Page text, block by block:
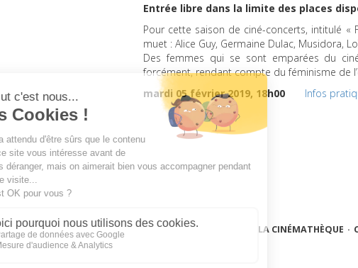
Entrée libre dans la limite des places
Pour cette saison de ciné-concerts, intitulé «
muet : Alice Guy, Germaine Dulac, Musidora,
Des femmes qui se sont emparées du
forcément, rendant compte du féminisme de
mardi 05 février 2019, 18h00
Infos
LA CINÉMATHÈQUE ·